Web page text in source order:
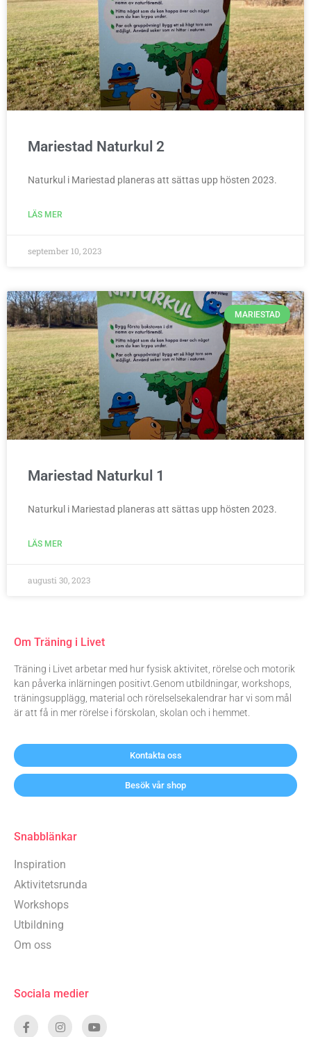
Mariestad Naturkul 2
Naturkul i Mariestad planeras att sättas upp hösten 2023.
LÄS MER
september 10, 2023
MARIESTAD
Mariestad Naturkul 1
Naturkul i Mariestad planeras att sättas upp hösten 2023.
LÄS MER
augusti 30, 2023
Om Träning i Livet
Träning i Livet arbetar med hur fysisk aktivitet, rörelse och motorik
kan påverka inlärningen positivt.Genom utbildningar, workshops,
träningsupplägg, material och rörelselsekalendrar har vi som mål
är att få in mer rörelse i förskolan, skolan och i hemmet.
Kontakta oss
Besök vår shop
Snabblänkar
Inspiration
Aktivitetsrunda
Workshops
Utbildning
Om oss
Sociala medier